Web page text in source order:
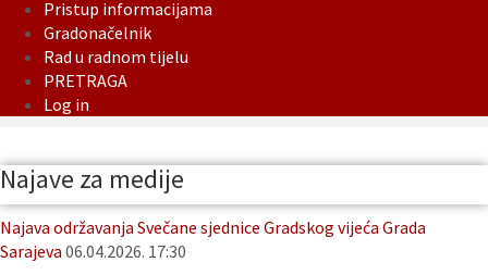
Pristup informacijama
Gradonačelnik
Rad u radnom tijelu
PRETRAGA
Log in
Najave za medije
Najava održavanja Svečane sjednice Gradskog vijeća Grada
Sarajeva 06.04.2026. 17:30